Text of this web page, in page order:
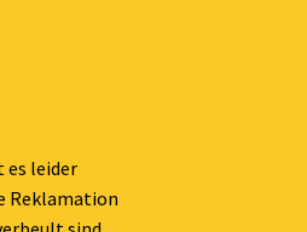
es leider
Reklamation